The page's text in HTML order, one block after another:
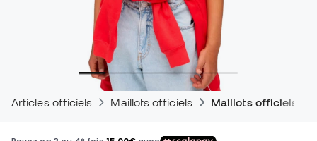
Articles officiels Maillots officiels Maillots officiels de